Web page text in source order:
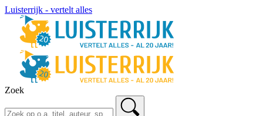
Luisterrijk - vertelt alles
Zoek